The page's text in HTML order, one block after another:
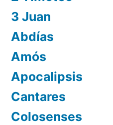
3 Juan
Abdías
Amós
Apocalipsis
Cantares
Colosenses